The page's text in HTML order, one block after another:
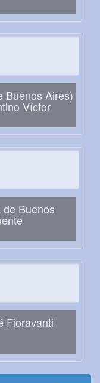
Buenos Aires)
Víctor
Buenos
Fioravanti